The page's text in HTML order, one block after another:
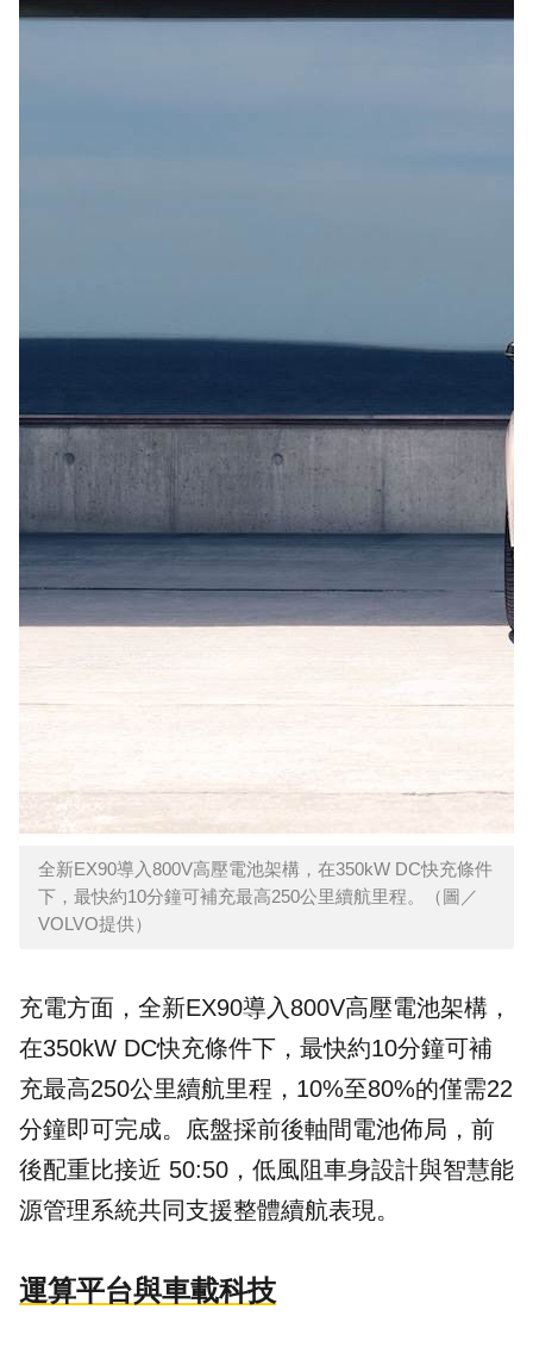
全新EX90導入800V高壓電池架構，在350kW DC快充條件
下，最快約10分鐘可補充最高250公里續航里程。（圖／
VOLVO提供）
充電方面，全新EX90導入800V高壓電池架構，
在350kW DC快充條件下，最快約10分鐘可補
充最高250公里續航里程，10%至80%的僅需22
分鐘即可完成。底盤採前後軸間電池佈局，前
後配重比接近 50:50，低風阻車身設計與智慧能
源管理系統共同支援整體續航表現。
運算平台與車載科技